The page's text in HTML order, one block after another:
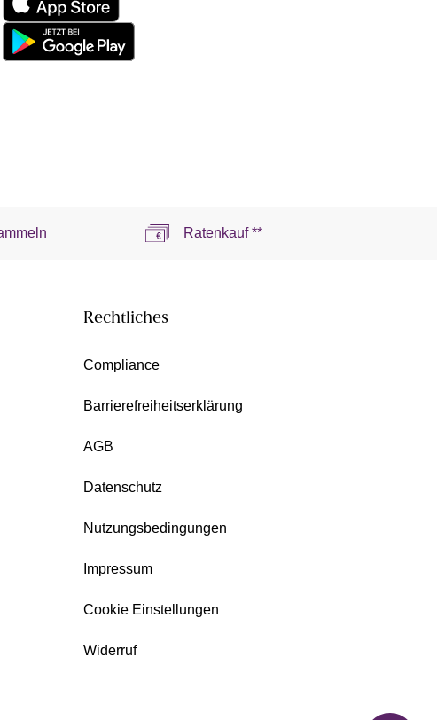
Ratenkauf **
Rechtliches
Compliance
Barrierefreiheitserklärung
AGB
Datenschutz
Nutzungsbedingungen
Impressum
Cookie Einstellungen
Widerruf